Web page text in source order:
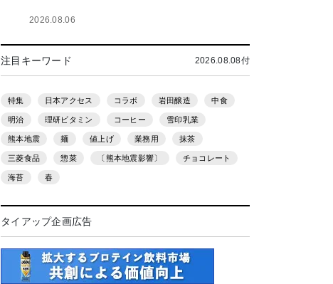
2026.08.06
注目キーワード 2026.08.08付
特集 日本アクセス コラボ 岩田醸造 中食
明治 理研ビタミン コーヒー 雪印乳業
熊本地震 麺 値上げ 業務用 抹茶
三菱食品 惣菜 〔熊本地震影響〕 チョコレート
海苔 春
タイアップ企画広告